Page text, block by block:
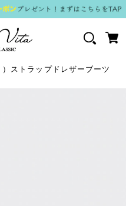
ストラップドレザーブーツ